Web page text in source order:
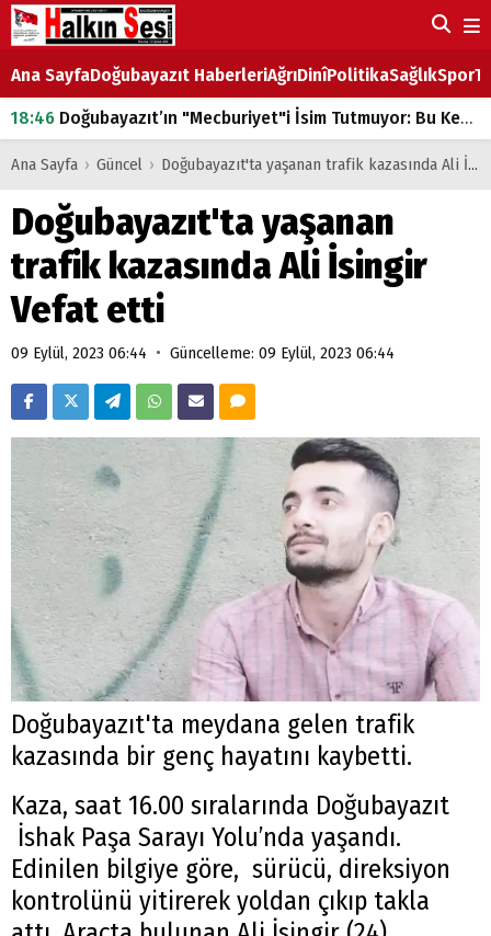
Ana SayfaDoğubayazıt HaberleriAğrıDinîPolitikaSağlıkSpor
18:46 Doğubayazıt’ın "Mecburiyet"i İsim Tutmuyor: Bu Kez de Mem u Zîn Oldu!
07:53Doğubayazıt’ta Ekmek Fiyatlarına Zam
Doğubayazıt'ta çocukların sırtındaki ağır yük
07:00 DEVLET ve HÜKÜMET
18:29ÇARŞI CADDESİ YAZ BOZ TAHTASI
Ana Sayfa › Güncel › Doğubayazıt'ta yaşanan trafik kazasında Ali İsingir Vefat etti
Doğubayazıt'ta yaşanan
trafik kazasında Ali İsingir
Vefat etti
09 Eylül, 2023 06:44 • Güncelleme: 09 Eylül, 2023 06:44
Doğubayazıt'ta meydana gelen trafik
kazasında bir genç hayatını kaybetti.
Kaza, saat 16.00 sıralarında Doğubayazıt
İshak Paşa Sarayı Yolu’nda yaşandı.
Edinilen bilgiye göre, sürücü, direksiyon
kontrolünü yitirerek yoldan çıkıp takla